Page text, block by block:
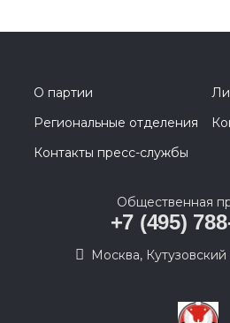
О партии
Региональные отделения
Контакты пресс-службы
Общественная
+7 (495)
Москва,